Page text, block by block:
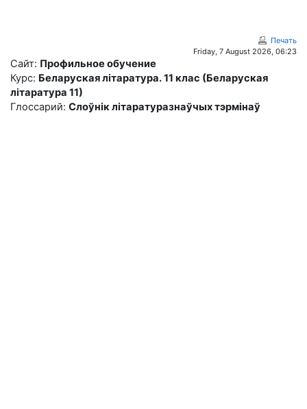
Печать
Friday, 7 August 2026, 06:23
Сайт: Профильное обучение
Курс: Беларуская літаратура. 11 клас (Беларуская
літаратура 11)
Глоссарий: Слоўнік літаратуразнаўчых тэрмінаў